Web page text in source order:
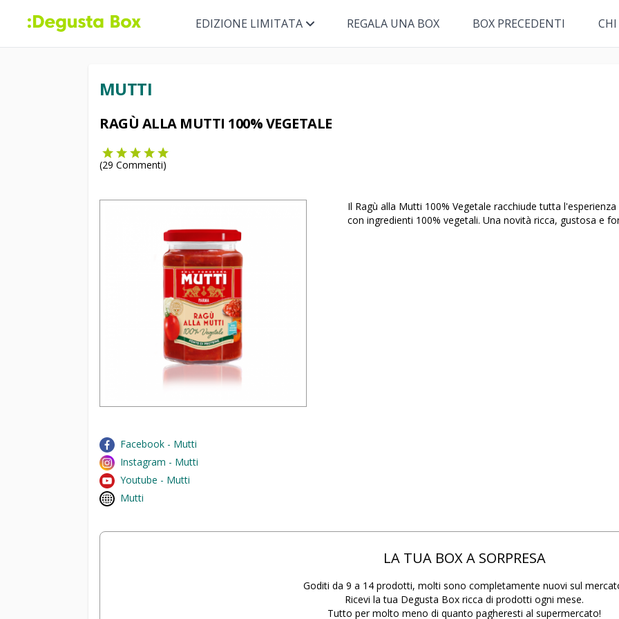
EDIZIONE LIMITATA REGALA UNA BOX BOX PRECEDENTI
MUTTI
RAGÙ ALLA MUTTI 100% VEGETALE
(29 Commenti)
Il Ragù alla Mutti 100% Vegetale racchiude tutta
con ingredienti 100% vegetali. Una novità ricca, gustosa e
Facebook - Mutti
Instagram - Mutti
Youtube - Mutti
Mutti
LA TUA BOX A SORPRESA
Goditi da 9 a 14 prodotti, molti sono completamente nuovi sul
Ricevi la tua Degusta Box ricca di prodotti ogni mese.
Tutto per molto meno di quanto pagheresti al supermercato!